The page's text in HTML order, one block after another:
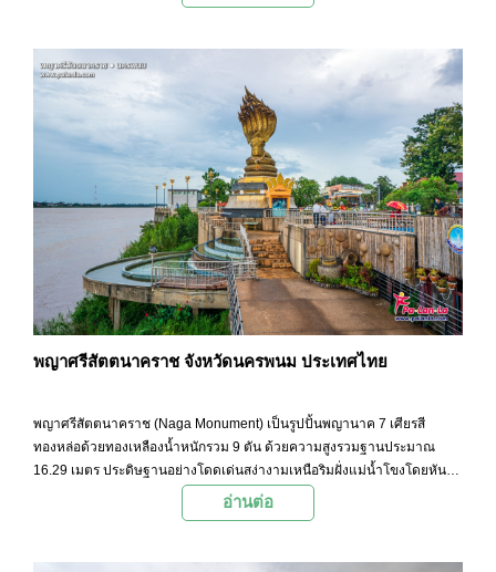
พญาศรีสัตตนาคราช จังหวัดนครพนม ประเทศไทย
พญาศรีสัตตนาคราช (Naga Monument) เป็นรูปปั้นพญานาค 7 เศียรสี
ทองหล่อด้วยทองเหลืองน้ำหนักรวม 9 ตัน ด้วยความสูงรวมฐานประมาณ
16.29 เมตร ประดิษฐานอย่างโดดเด่นสง่างามเหนือริมฝั่งแม่น้ำโขงโดยหัน
หน้าไปทางทิศเหนือ หางชี้ไปทางแม่น้ำโขง แสดงถึงความเชื่อและความ
ศรัทธาของประชาชนที่มีต่อเทพเจ้าแห่งลุ่มน้ำโขง และนับเป็นรูปปั้นพญานาค
แห่งใหม่ในการท่องเที่ยวของจังหวัดนครพนม
อ่านต่อ